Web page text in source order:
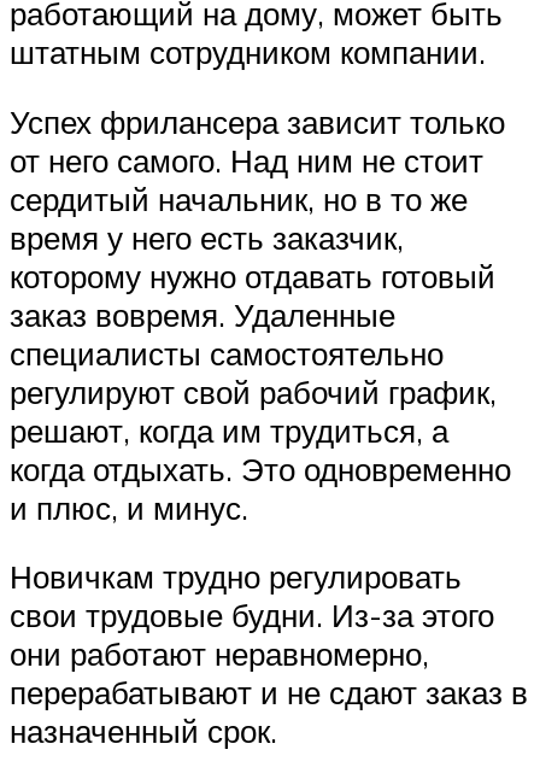
работающий на дому, может быть
штатным сотрудником компании.
Успех фрилансера зависит только
от него самого. Над ним не стоит
сердитый начальник, но в то же
время у него есть заказчик,
которому нужно отдавать готовый
заказ вовремя. Удаленные
специалисты самостоятельно
регулируют свой рабочий график,
решают, когда им трудиться, а
когда отдыхать. Это одновременно
и плюс, и минус.
Новичкам трудно регулировать
свои трудовые будни. Из-за этого
они работают неравномерно,
перерабатывают и не сдают заказ в
назначенный срок.